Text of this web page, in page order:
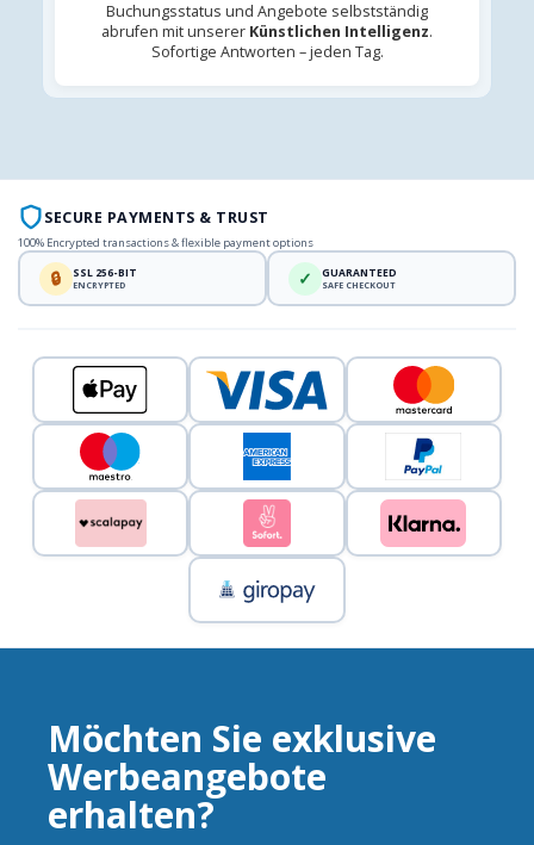
Buchungsstatus und Angebote selbstständig
abrufen mit unserer Künstlichen Intelligenz.
Sofortige Antworten – jeden Tag.
SECURE PAYMENTS & TRUST
100% Encrypted transactions & flexible payment options
🔒 SSL 256-BIT
ENCRYPTED ✓ GUARANTEED
SAFE CHECKOUT
Möchten Sie exklusive
Werbeangebote
erhalten?